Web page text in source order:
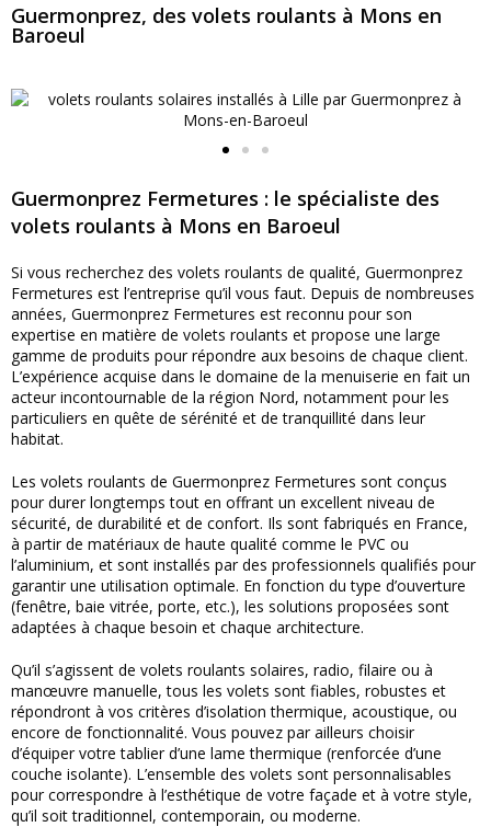
Guermonprez, des volets roulants à Mons en
Baroeul
Guermonprez Fermetures : le spécialiste des
volets roulants à Mons en Baroeul
Si vous recherchez des volets roulants de qualité, Guermonprez
Fermetures est l’entreprise qu’il vous faut. Depuis de nombreuses
années, Guermonprez Fermetures est reconnu pour son
expertise en matière de volets roulants et propose une large
gamme de produits pour répondre aux besoins de chaque client.
L’expérience acquise dans le domaine de la menuiserie en fait un
acteur incontournable de la région Nord, notamment pour les
particuliers en quête de sérénité et de tranquillité dans leur
habitat.
Les volets roulants de Guermonprez Fermetures sont conçus
pour durer longtemps tout en offrant un excellent niveau de
sécurité, de durabilité et de confort. Ils sont fabriqués en France,
à partir de matériaux de haute qualité comme le PVC ou
l’aluminium, et sont installés par des professionnels qualifiés pour
garantir une utilisation optimale. En fonction du type d’ouverture
(fenêtre, baie vitrée, porte, etc.), les solutions proposées sont
adaptées à chaque besoin et chaque architecture.
Qu’il s’agissent de volets roulants solaires, radio, filaire ou à
manœuvre manuelle, tous les volets sont fiables, robustes et
répondront à vos critères d’isolation thermique, acoustique, ou
encore de fonctionnalité. Vous pouvez par ailleurs choisir
d’équiper votre tablier d’une lame thermique (renforcée d’une
couche isolante). L’ensemble des volets sont personnalisables
pour correspondre à l’esthétique de votre façade et à votre style,
qu’il soit traditionnel, contemporain, ou moderne.